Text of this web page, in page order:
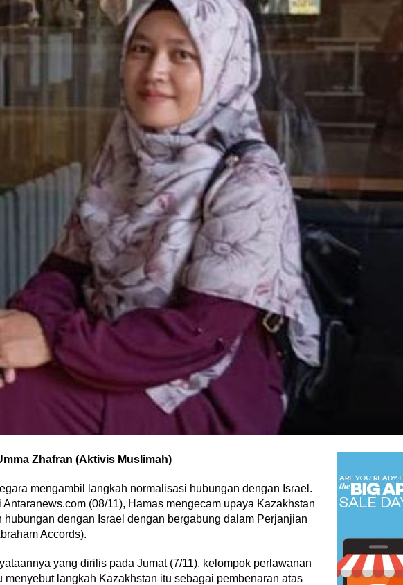
Zhafran (Aktivis Muslimah)
mengambil langkah normalisasi hubungan dengan Israel.
Antaranews.com (08/11), Hamas mengecam upaya Kazakhstan
hubungan dengan Israel dengan bergabung dalam Perjanjian
Accords).
yang dirilis pada Jumat (7/11), kelompok perlawanan
menyebut langkah Kazakhstan itu sebagai pembenaran atas